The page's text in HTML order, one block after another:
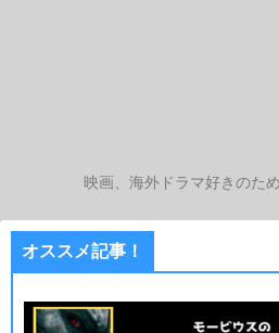
映画、海外ドラマ好きのた
オススメ記事！